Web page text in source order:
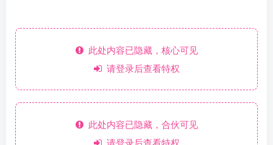
此处内容已隐藏，核心可见
请登录后查看特权
此处内容已隐藏，合伙可见
请登录后查看特权